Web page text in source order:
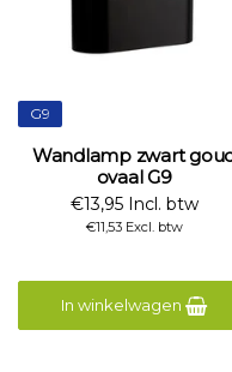
G9
Wandlamp zwart
ovaal G9
€13,95 Incl. btw
€11,53 Excl. btw
In winkelwagen